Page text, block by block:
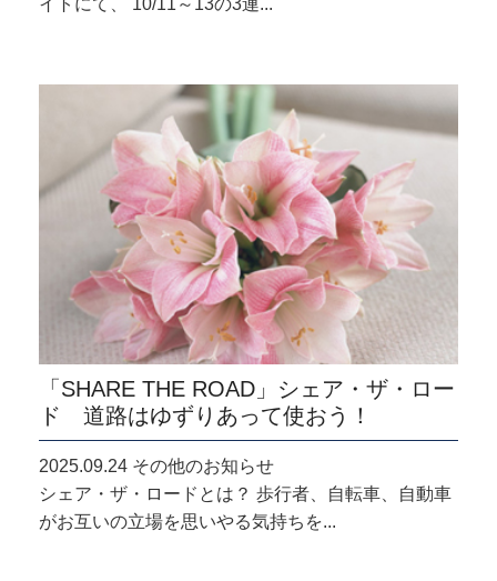
イトにて、 10/11～13の3連...
「SHARE THE ROAD」シェア・ザ・ロー
ド 道路はゆずりあって使おう！
2025.09.24 その他のお知らせ
シェア・ザ・ロードとは？ 歩行者、自転車、自動車
がお互いの立場を思いやる気持ちを...